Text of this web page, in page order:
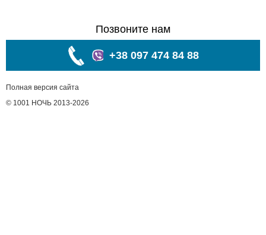
Позвоните нам
+38 097 474 84 88
Полная версия сайта
© 1001 НОЧЬ 2013-2026